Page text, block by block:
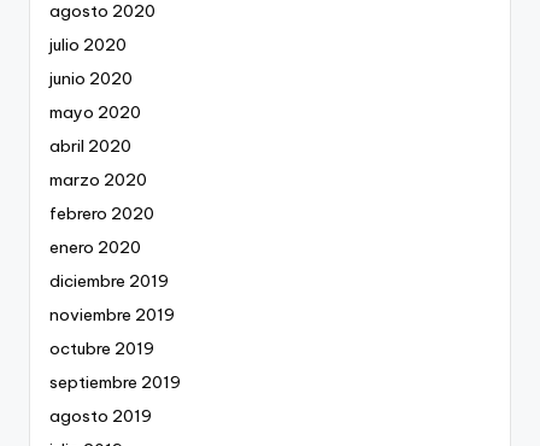
agosto 2020
julio 2020
junio 2020
mayo 2020
abril 2020
marzo 2020
febrero 2020
enero 2020
diciembre 2019
noviembre 2019
octubre 2019
septiembre 2019
agosto 2019